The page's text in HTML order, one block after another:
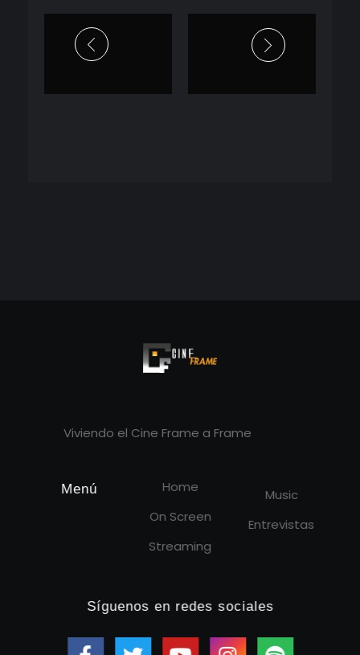
Viviendo el Cine Frame a Frame
Menú
Home
On Screen
Streaming
Music
Entrevistas
Síguenos en redes sociales